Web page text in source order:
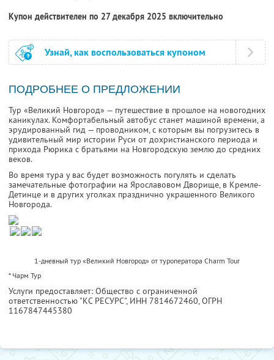
Купон действителен по 27 декабря 2025 включительно
Узнай, как воспользоваться купоном
ПОДРОБНЕЕ О ПРЕДЛОЖЕНИИ
Тур «Великий Новгород» — путешествие в прошлое на новогодних
каникулах. Комфортабельный автобус станет машиной времени, а
эрудированный гид — проводником, с которым вы погрузитесь в
удивительный мир истории Руси от дохристианского периода и
прихода Рюрика с братьями на Новгородскую землю до средних
веков.
Во время тура у вас будет возможность погулять и сделать
замечательные фотографии на Ярославовом Дворище, в Кремле-
Детинце и в других уголках празднично украшенного Великого
Новгорода.
1-дневный тур «Великий Новгород» от туроператора Charm Tour
* Чарм Тур
Услуги предоставляет: Общество с ограниченной
ответственностью "КС РЕСУРС", ИНН 7814672460, ОГРН
1167847445380